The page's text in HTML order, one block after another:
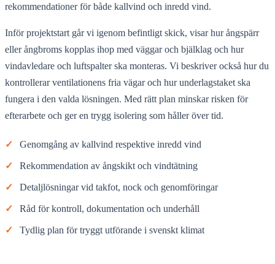
rekommendationer för både kallvind och inredd vind.
Inför projektstart går vi igenom befintligt skick, visar hur ångspärr
eller ångbroms kopplas ihop med väggar och bjälklag och hur
vindavledare och luftspalter ska monteras. Vi beskriver också hur du
kontrollerar ventilationens fria vägar och hur underlagstaket ska
fungera i den valda lösningen. Med rätt plan minskar risken för
efterarbete och ger en trygg isolering som håller över tid.
✓ Genomgång av kallvind respektive inredd vind
✓ Rekommendation av ångskikt och vindtätning
✓ Detaljlösningar vid takfot, nock och genomföringar
✓ Råd för kontroll, dokumentation och underhåll
✓ Tydlig plan för tryggt utförande i svenskt klimat